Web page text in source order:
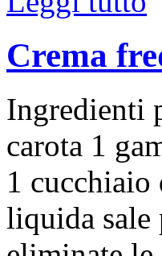
Crema
Ingredienti
carota 1
1 cucchiaio
liquida sale